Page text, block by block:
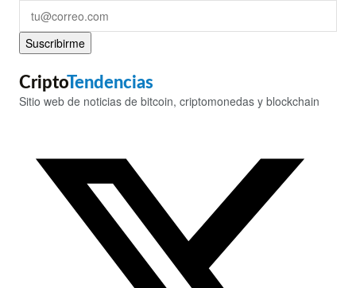
Suscribirme
CriptoTendencias
Sitio web de noticias de bitcoin, criptomonedas y blockchain